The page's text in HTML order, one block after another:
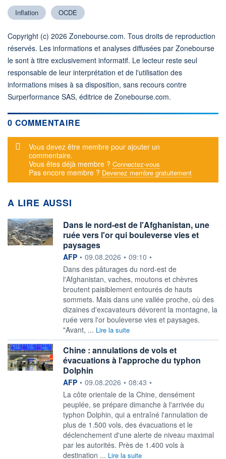
Inflation OCDE
Copyright (c) 2026 Zonebourse.com. Tous droits de reproduction
réservés. Les informations et analyses diffusées par Zonebourse
le sont à titre exclusivement informatif. Le lecteur reste seul
responsable de leur interprétation et de l'utilisation des
informations mises à sa disposition, sans recours contre
Surperformance SAS, éditrice de Zonebourse.com.
0 COMMENTAIRE
Message d'alerte
Vous devez être membre pour ajouter un
commentaire.
Vous êtes déjà membre ? Connectez-vous
Pas encore membre ? Devenez membre gratuitement
A LIRE AUSSI
Dans le nord-est de l'Afghanistan, une
ruée vers l'or qui bouleverse vies et
paysages
information fournie par
AFP • 09.08.2026 • 09:10 •
Dans des pâturages du nord-est de
l'Afghanistan, vaches, moutons et chèvres
broutent paisiblement entourés de hauts
sommets. Mais dans une vallée proche, où des
dizaines d'excavateurs dévorent la montagne, la
ruée vers l'or bouleverse vies et paysages.
"Avant, ... Lire la suite
Chine : annulations de vols et
évacuations à l'approche du typhon
Dolphin
information fournie par
AFP • 09.08.2026 • 08:43 •
La côte orientale de la Chine, densément
peuplée, se prépare dimanche à l'arrivée du
typhon Dolphin, qui a entraîné l'annulation de
plus de 1.500 vols, des évacuations et le
déclenchement d'une alerte de niveau maximal
par les autorités. Près de 1.400 vols à
destination ... Lire la suite